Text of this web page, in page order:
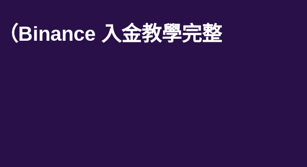
Binance 入金教學完整